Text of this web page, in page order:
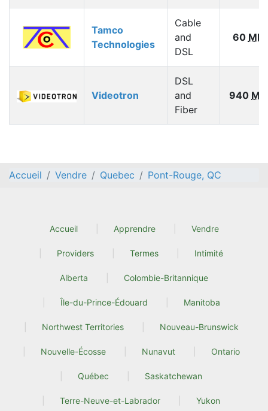
Tamco
Technologies
Cable
and
DSL
60
Videotron
DSL
and
Fiber
940
Accueil Vendre Quebec Pont-Rouge, QC
Accueil Apprendre Vendre
Providers Termes Intimité
Alberta Colombie-Britannique
Île-du-Prince-Édouard Manitoba
Northwest Territories Nouveau-Brunswick
Nouvelle-Écosse Nunavut Ontario
Québec Saskatchewan
Terre-Neuve-et-Labrador Yukon